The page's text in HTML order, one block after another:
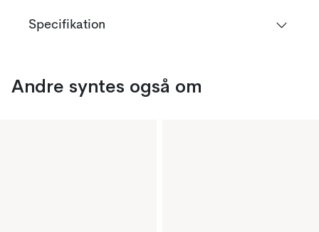
Specifikation
Andre syntes også om